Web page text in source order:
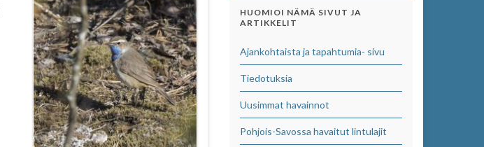
HUOMIOI NÄMÄ SIVUT JA
ARTIKKELIT
Ajankohtaista ja tapahtumia- sivu
Tiedotuksia
Uusimmat havainnot
Pohjois-Savossa havaitut lintulajit